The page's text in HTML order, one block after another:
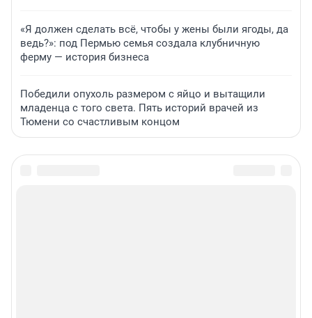
«Я должен сделать всё, чтобы у жены были ягоды, да
ведь?»: под Пермью семья создала клубничную
ферму — история бизнеса
Победили опухоль размером с яйцо и вытащили
младенца с того света. Пять историй врачей из
Тюмени со счастливым концом